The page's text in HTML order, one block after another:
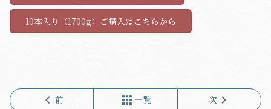
10本入り（1700g）ご購入はこちらから
chevron_left 前 apps 一覧 次chevron_right